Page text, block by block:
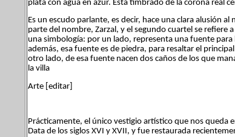
plata con agua en azur. Está timbrado de la corona real
Es un escudo parlante, es decir, hace una clara alusión
parte del nombre, Zarzal, y el segundo cuartel se
una simbología: por un lado, representa una fuente
además, esa fuente es de piedra, para resaltar el
otro lado, de esa fuente nacen dos caños de los que
la villa
Arte [editar]
Prácticamente, el único vestigio artístico que nos queda
Data de los siglos XVI y XVII, y fue restaurada